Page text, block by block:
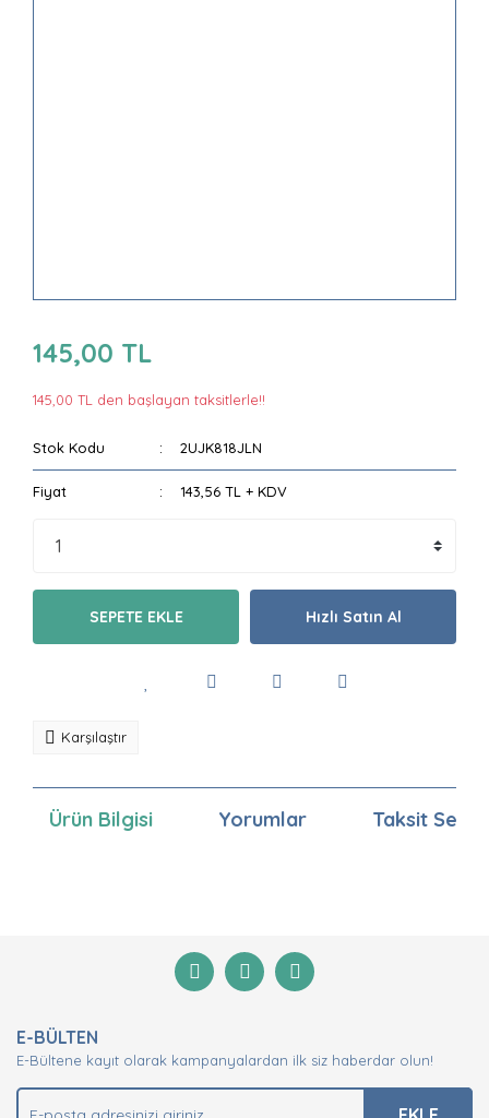
145,00 TL
145,00 TL den başlayan taksitlerle!!
Stok Kodu 2UJK818JLN
Fiyat 143,56 TL + KDV
SEPETE EKLE Hızlı Satın Al
Karşılaştır
Ürün Bilgisi Yorumlar Taksit
Yorum Yaz
Görüş ve önerileriniz için teşekkür ederiz.
Ürün açıklamasında eksik bilgiler bulunuyor.
Ürün bilgilerinde hatalar bulunuyor.
E-BÜLTEN
E-Bültene kayıt olarak kampanyalardan ilk siz haberdar olun!